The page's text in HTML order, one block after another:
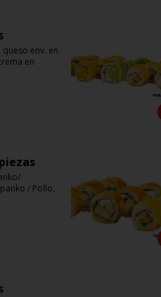
env. en
en
/ Pollo,